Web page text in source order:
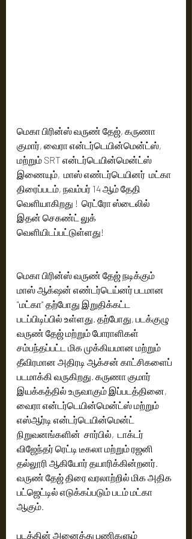
மெகா பிரின்ஸ் வருண் தேஜ், கருணா
குமார், வைரா என்டர்டெயின்மென்ட்ஸ்,
மற்றும் SRT என்டர்டெயின்மென்ட்ஸ்
இணையும்,  மாஸ் எண்டர்டெயினர்  மட்கா
திரைப்படம், நவம்பர் 14 ஆம் தேதி
வெளியாகிறது !  ரெட்ரோ ஸ்டைலில் ​​
இதன் செகண்ட் லுக்
வெளியிடப்பட்டுள்ளது!
மெகா பிரின்ஸ் வருண் தேஜ் நடிக்கும்
மாஸ் ஆக்‌ஷன் எண்டர்டெய்னர் படமான
"மட்கா" தற்போது இறுதிக்கட்ட
படப்பிடிப்பில் உள்ளது. தற்போது, படக்​​குழு
வருண் தேஜ் மற்றும் போராளிகள்
சம்பந்தப்பட்ட மிக முக்கியமான மற்றும்
தீவிரமான அதிரடி ஆக்சன் காட்சிகளைப்
படமாக்கி வருகிறது. கருணா குமார்
இயக்கத்தில் உருவாகும் இப்படத்தினை,
வைரா என்டர்டெயின்மென்ட்ஸ் மற்றும்
எஸ்ஆர்டி என்டர்டெயின்மென்ட்
நிறுவனங்களின்  சார்பில்,  டாக்டர்
விஜேந்தர் ரெட்டி டீகலா மற்றும் ரஜனி
தல்லூரி ஆகியோர் தயாரிக்கின்றனர்.
வருண் தேஜ் திரை வரலாற்றில் மிக அதிக
பட்ஜெட்டில் எடுக்கப்படும் படம் மட்கா
ஆகும்.
படத்தின் அனைத்து பணிகளும்